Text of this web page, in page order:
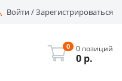
Войти/Зарегистрироваться
0 0 позиций
0 р.